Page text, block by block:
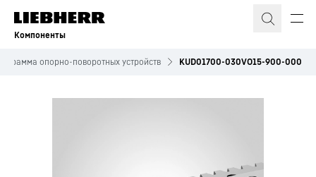
Компоненты
опорно-поворотных устройств KUD01700-030VO15-900-000